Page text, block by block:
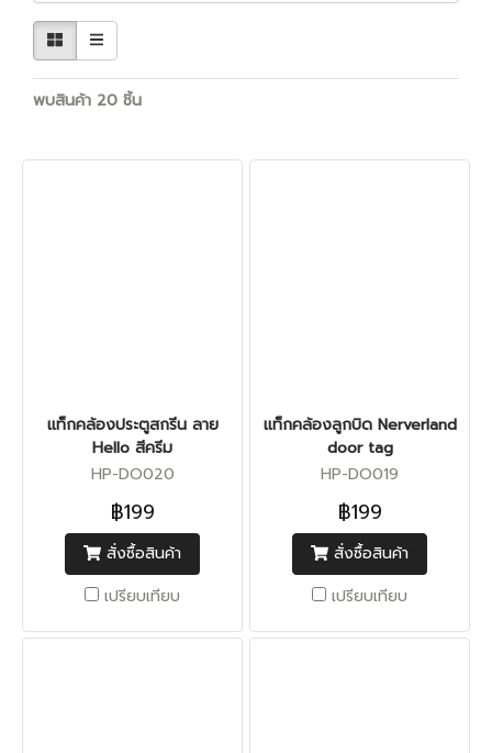
พบสินค้า 20 ชิ้น
แท็กคล้องประตูสกรีน ลาย
Hello สีครีม
HP-DO020
฿199
สั่งซื้อสินค้า
เปรียบเทียบ
แท็กคล้องลูกบิด Nerverland
door tag
HP-DO019
฿199
สั่งซื้อสินค้า
เปรียบเทียบ